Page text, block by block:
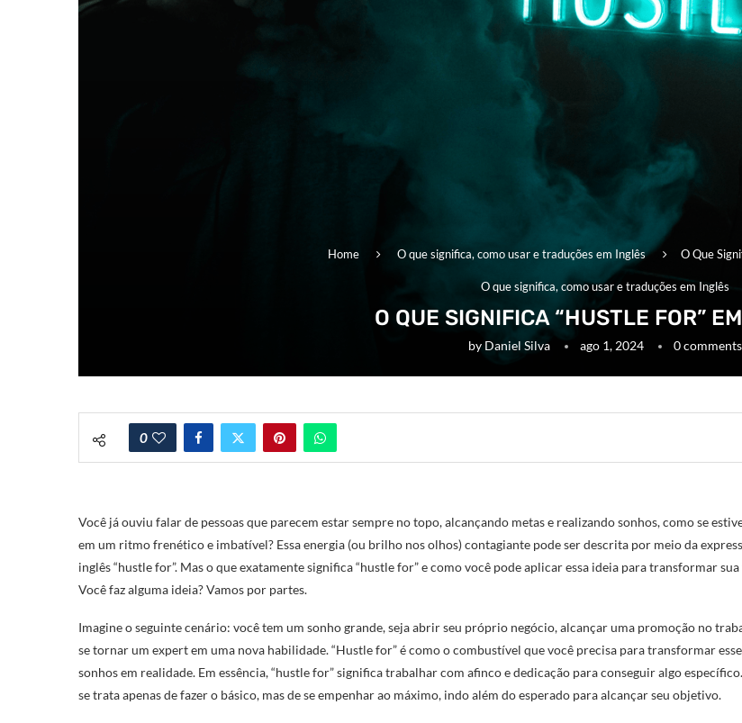
Home O que significa, como usar e traduções em Inglês O Que
O que significa, como usar e traduções em Inglês
O QUE SIGNIFICA “HUSTLE FOR”
by Daniel Silva ago 1, 2024 0 comments
0
Você já ouviu falar de pessoas que parecem estar sempre no topo, alcançando metas e realizando sonhos, como se
em um ritmo frenético e imbatível? Essa energia (ou brilho nos olhos) contagiante pode ser descrita por meio da
inglês “hustle for”. Mas o que exatamente significa “hustle for” e como você pode aplicar essa ideia para transformar sua
Você faz alguma ideia? Vamos por partes.
Imagine o seguinte cenário: você tem um sonho grande, seja abrir seu próprio negócio, alcançar uma promoção no
se tornar um expert em uma nova habilidade. “Hustle for” é como o combustível que você precisa para transformar
sonhos em realidade. Em essência, “hustle for” significa trabalhar com afinco e dedicação para conseguir algo
se trata apenas de fazer o básico, mas de se empenhar ao máximo, indo além do esperado para alcançar seu objetivo.